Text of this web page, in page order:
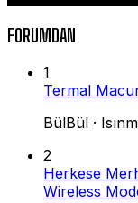
FORUMDAN
1
Termal
BülBül ·
2
Herkese
Wireless